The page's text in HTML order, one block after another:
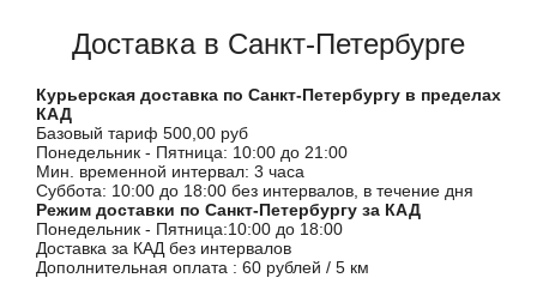
Доставка в Санкт-Петербурге
Курьерская доставка по Санкт-Петербургу в пределах
КАД
Базовый тариф 500,00 руб
Понедельник - Пятница: 10:00 до 21:00
Мин. временной интервал: 3 часа
Суббота: 10:00 до 18:00 без интервалов, в течение дня
Режим доставки по Санкт-Петербургу за КАД
Понедельник - Пятница:10:00 до 18:00
Доставка за КАД без интервалов
Дополнительная оплата : 60 рублей / 5 км